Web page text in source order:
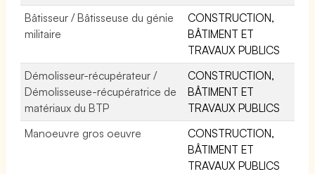
Bâtisseur / Bâtisseuse du génie
militaire
CONSTRUCTION,
BÂTIMENT ET
TRAVAUX PUBLICS
Démolisseur-récupérateur /
Démolisseuse-récupératrice de
matériaux du BTP
CONSTRUCTION,
BÂTIMENT ET
TRAVAUX PUBLICS
Manoeuvre gros oeuvre
CONSTRUCTION,
BÂTIMENT ET
TRAVAUX PUBLICS